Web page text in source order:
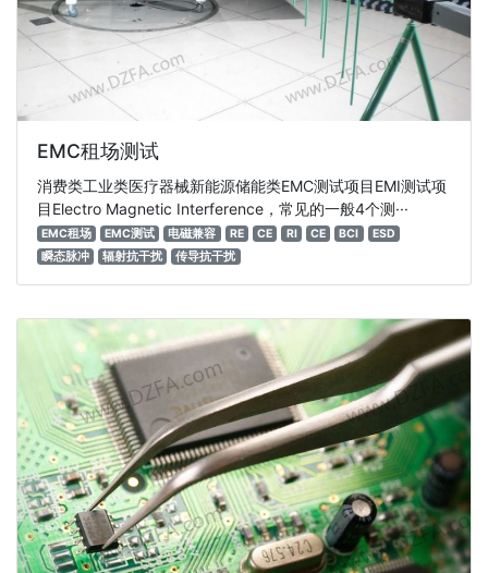
EMC租场测试
消费类工业类医疗器械新能源储能类EMC测试项目EMI测试项
目Electro Magnetic Interference，常见的一般4个测···
EMC租场 EMC测试 电磁兼容 RE CE RI CE BCI
ESD
瞬态脉冲
辐射抗干扰 传导抗干扰